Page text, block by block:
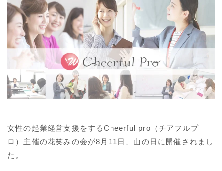
女性の起業経営支援をするCheerful pro（チアフルプ
ロ）主催の花笑みの会が8月11日、山の日に開催されまし
た。